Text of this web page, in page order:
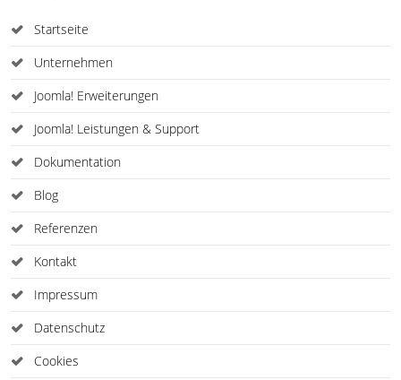
Startseite
Unternehmen
Joomla! Erweiterungen
Joomla! Leistungen & Support
Dokumentation
Blog
Referenzen
Kontakt
Impressum
Datenschutz
Cookies